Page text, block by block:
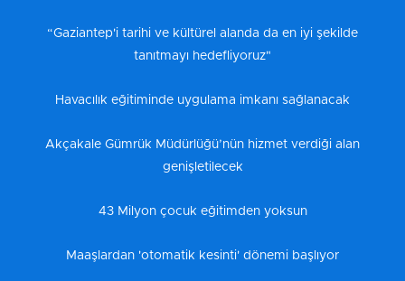
“Gaziantep'i tarihi ve kültürel alanda da en iyi şekilde
tanıtmayı hedefliyoruz"
Havacılık eğitiminde uygulama imkanı sağlanacak
Akçakale Gümrük Müdürlüğü’nün hizmet verdiği alan
genişletilecek
43 Milyon çocuk eğitimden yoksun
Maaşlardan 'otomatik kesinti' dönemi başlıyor